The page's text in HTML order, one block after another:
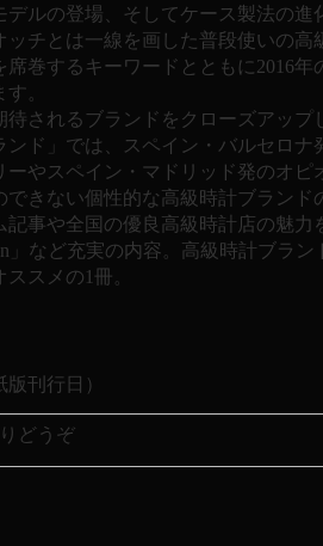
デルの登場、そしてケース製法の進
ッチとは一線を画した普段使いの高
巻するキーワードとともに2016年
。
待されるブランドをクローズアップ
ンド」では、スペイン・バルセロナ
ーやスペイン・マドリッド発のオピ
できない個性的な高級時計ブランド
記事や全国の優良高級時計店の魅力
」など充実の内容。高級時計ブラン
スメの1冊。
刊行日）
どうぞ